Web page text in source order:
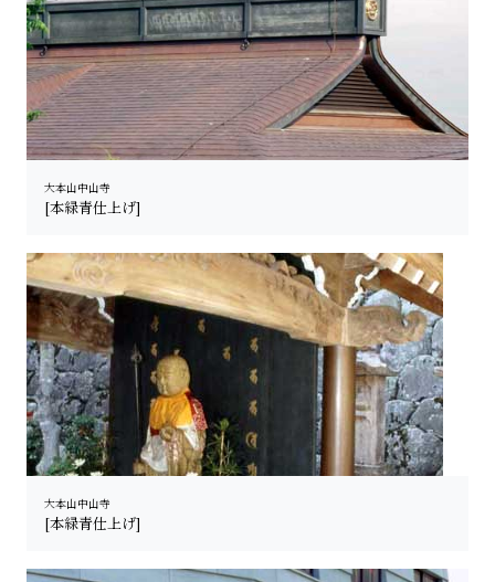
大本山中山寺
[本緑青仕上げ]
大本山中山寺
[本緑青仕上げ]